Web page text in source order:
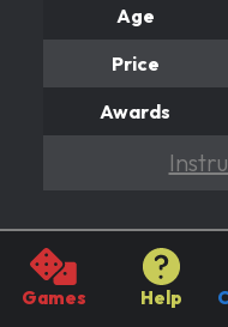
Games Help
Age
Price
Awards